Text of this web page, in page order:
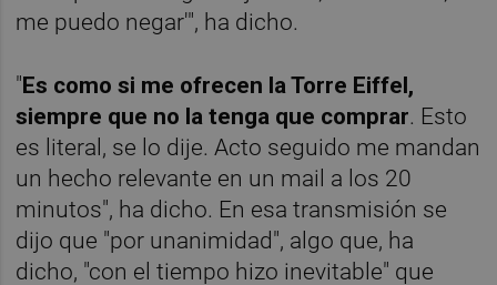
me puedo negar'", ha dicho.
"Es como si me ofrecen la Torre Eiffel,
siempre que no la tenga que comprar. Esto
es literal, se lo dije. Acto seguido me mandan
un hecho relevante en un mail a los 20
minutos", ha dicho. En esa transmisión se
dijo que "por unanimidad", algo que, ha
dicho, "con el tiempo hizo inevitable" que